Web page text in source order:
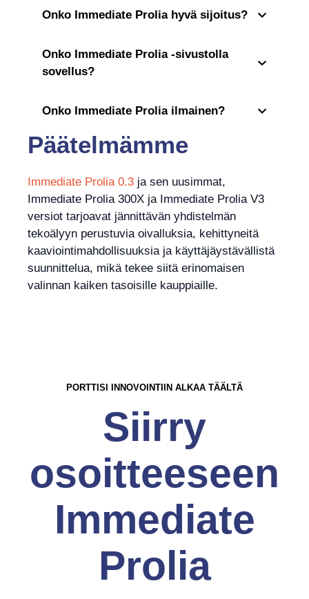
Onko Immediate Prolia hyvä sijoitus?
Onko Immediate Prolia -sivustolla
sovellus?
Onko Immediate Prolia ilmainen?
Päätelmämme
Immediate Prolia 0.3 ja sen uusimmat,
Immediate Prolia 300X ja Immediate Prolia V3
versiot tarjoavat jännittävän yhdistelmän
tekoälyyn perustuvia oivalluksia, kehittyneitä
kaaviointimahdollisuuksia ja käyttäjäystävällistä
suunnittelua, mikä tekee siitä erinomaisen
valinnan kaiken tasoisille kauppiaille.
PORTTISI INNOVOINTIIN ALKAA TÄÄLTÄ
Siirry
osoitteeseen
Immediate
Prolia